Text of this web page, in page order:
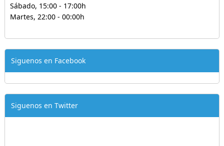
Sábado, 15:00 - 17:00h
Martes, 22:00 - 00:00h
Siguenos en Facebook
Siguenos en Twitter